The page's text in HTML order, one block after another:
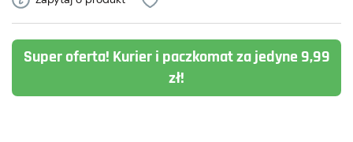
Super oferta! Kurier i paczkomat za jedyne 9,99
zł!